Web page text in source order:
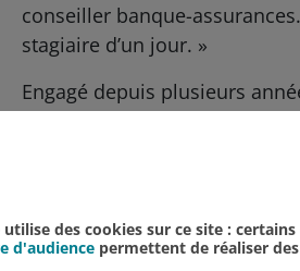
conseiller banque-
stagiaire d’un jour. »
Engagé depuis plusieurs
NOS ACTUALITÉS
utilise des cookies sur ce site :
d'audience permettent de réaliser